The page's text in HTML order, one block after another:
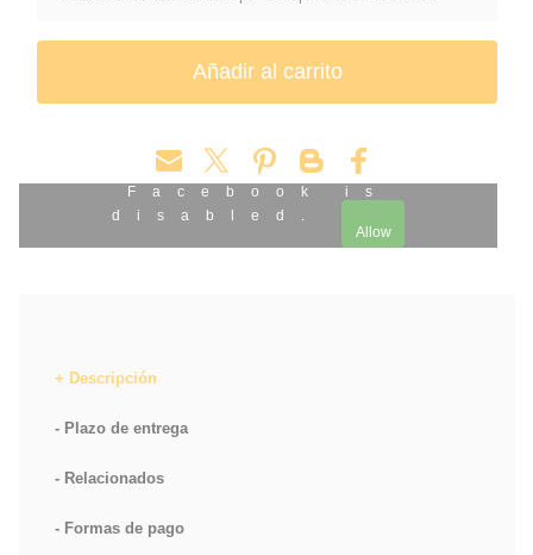
Facebook is
disabled.
Allow
Descripción
Plazo de entrega
Relacionados
Formas de pago